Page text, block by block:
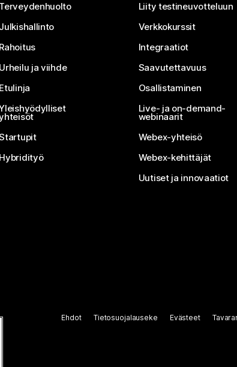
Terveydenhuolto
Julkishallinto
Rahoitus
Urheilu ja viihde
Etulinja
Hybridityö
Liity testineuvotteluun
Verkkokurssit
Integraatiot
Saavutettavuus
Osallistaminen
Live- ja on-demand-
webinaarit
Webex-yhteisö
Webex-kehittäjät
Uutiset ja innovaatiot
Ehdot Tietosuojalauseke Evästeet